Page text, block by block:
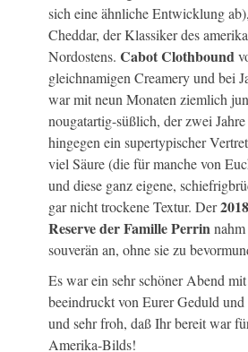
sich eine ähnliche Entwicklung
Cheddar, der Klassiker des
Nordostens. Cabot Clothbound
gleichnamigen Creamery und bei
war mit neun Monaten ziemlich
nougatartig-süßlich, der zwei
hingegen ein supertypischer
viel Säure (die für manche von
und diese ganz eigene,
gar nicht trockene Textur. Der
Reserve der Famille Perrin
souverän an, ohne sie zu
Es war ein sehr schöner Abend
beeindruckt von Eurer Geduld
und sehr froh, daß Ihr bereit war
Amerika-Bilds!